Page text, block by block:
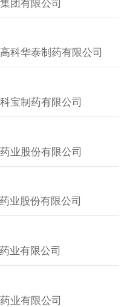
团有限公司
科华泰制药有限公司
宝制药有限公司
业股份有限公司
业股份有限公司
业有限公司
业有限公司